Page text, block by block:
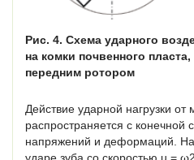
Рис. 4. Схема ударного
на комки почвенного
передним ротором
Действие ударной нагрузки от
распространяется с конечной
напряжений и деформаций.
ударе зуба со скоростью u =